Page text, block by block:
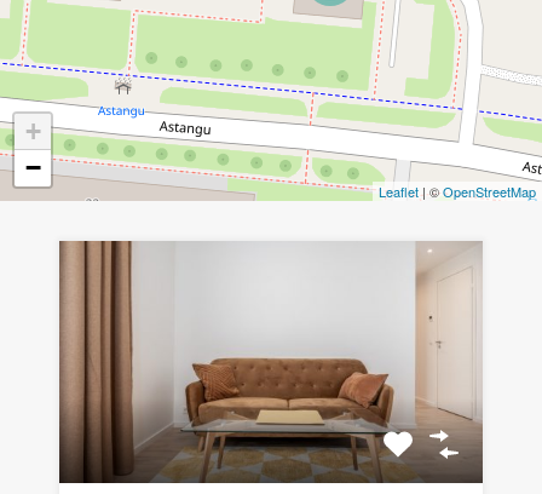
+
−
Leaflet| ©OpenStreetMap